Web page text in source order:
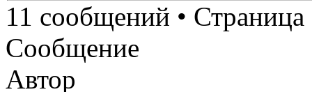
11 сообщений • Страница
Сообщение
Автор